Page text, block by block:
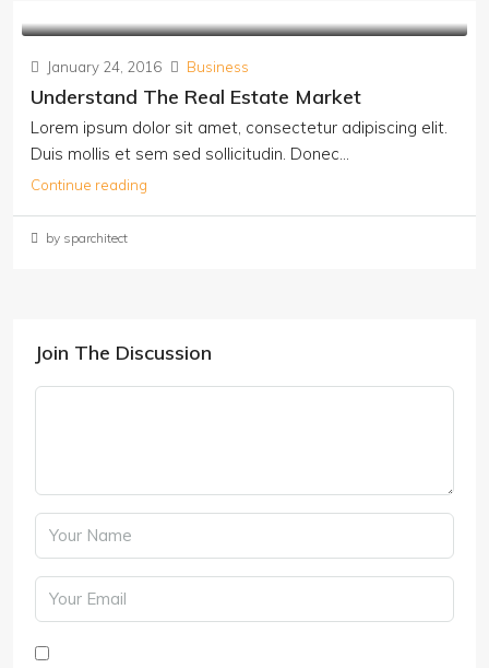
January 24, 2016 Business
Understand The Real Estate Market
Lorem ipsum dolor sit amet, consectetur adipiscing elit.
Duis mollis et sem sed sollicitudin. Donec...
Continue reading
by sparchitect
Join The Discussion